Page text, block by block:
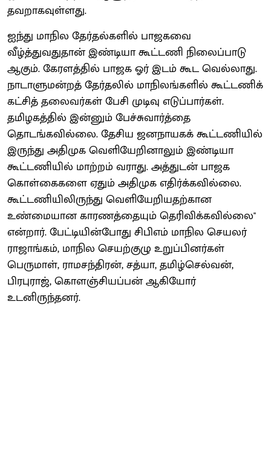
தவறாகவுள்ளது.
ஐந்து மாநில தேர்தல்களில் பாஜகவை
வீழ்த்துவதுதான் இண்டியா கூட்டணி நிலைப்பாடு
ஆகும். கேரளத்தில் பாஜக ஓர் இடம் கூட வெல்லாது.
நாடாளுமன்றத் தேர்தலில் மாநிலங்களில் கூட்டணிக்
கட்சித் தலைவர்கள் பேசி முடிவு எடுப்பார்கள்.
தமிழகத்தில் இன்னும் பேச்சுவார்த்தை
தொடங்கவில்லை. தேசிய ஜனநாயகக் கூட்டணியில்
இருந்து அதிமுக வெளியேறினாலும் இண்டியா
கூட்டணியில் மாற்றம் வராது. அத்துடன் பாஜக
கொள்கைகளை ஏதும் அதிமுக எதிர்க்கவில்லை.
கூட்டணியிலிருந்து வெளியேறியதற்கான
உண்மையான காரணத்தையும் தெரிவிக்கவில்லை''
என்றார். பேட்டியின்போது சிபிஎம் மாநில செயலர்
ராஜாங்கம், மாநில செயற்குழு உறுப்பினர்கள்
பெருமாள், ராமசந்திரன், சத்யா, தமிழ்செல்வன்,
பிரபுராஜ், கொளஞ்சியப்பன் ஆகியோர்
உடனிருந்தனர்.